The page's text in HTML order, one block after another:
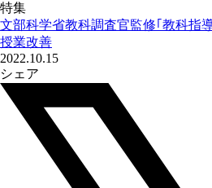
特集
文部科学省教科調査官監修｢教科指
授業改善
2022.10.15
シェア